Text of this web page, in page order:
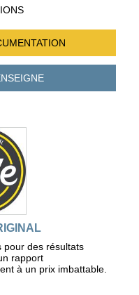
pour des résultats
rapport
à un prix imbattable.